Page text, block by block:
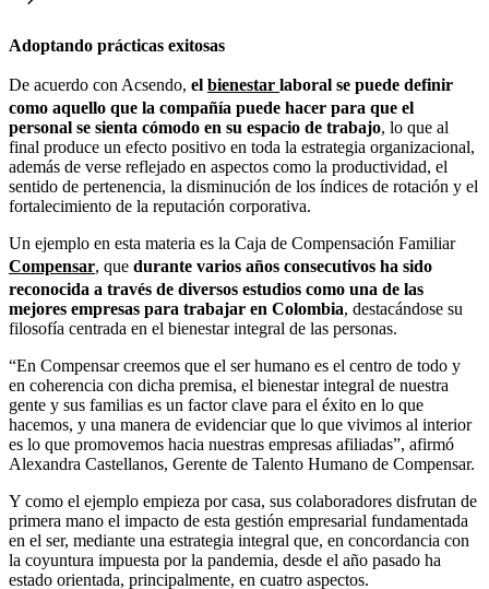
Adoptando prácticas exitosas
De acuerdo con Acsendo, el bienestar laboral se puede definir
como aquello que la compañía puede hacer para que el
personal se sienta cómodo en su espacio de trabajo, lo que al
final produce un efecto positivo en toda la estrategia organizacional,
además de verse reflejado en aspectos como la productividad, el
sentido de pertenencia, la disminución de los índices de rotación y el
fortalecimiento de la reputación corporativa.
Un ejemplo en esta materia es la Caja de Compensación Familiar
Compensar, que durante varios años consecutivos ha sido
reconocida a través de diversos estudios como una de las
mejores empresas para trabajar en Colombia, destacándose su
filosofía centrada en el bienestar integral de las personas.
“En Compensar creemos que el ser humano es el centro de todo y
en coherencia con dicha premisa, el bienestar integral de nuestra
gente y sus familias es un factor clave para el éxito en lo que
hacemos, y una manera de evidenciar que lo que vivimos al interior
es lo que promovemos hacia nuestras empresas afiliadas”, afirmó
Alexandra Castellanos, Gerente de Talento Humano de Compensar.
Y como el ejemplo empieza por casa, sus colaboradores disfrutan de
primera mano el impacto de esta gestión empresarial fundamentada
en el ser, mediante una estrategia integral que, en concordancia con
la coyuntura impuesta por la pandemia, desde el año pasado ha
estado orientada, principalmente, en cuatro aspectos.